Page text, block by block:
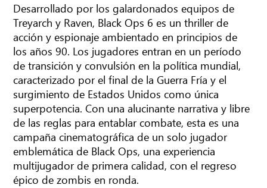
Desarrollado por los galardonados equipos de
Treyarch y Raven, Black Ops 6 es un thriller de
acción y espionaje ambientado en principios de
los años 90. Los jugadores entran en un período
de transición y convulsión en la política mundial,
caracterizado por el final de la Guerra Fría y el
surgimiento de Estados Unidos como única
superpotencia. Con una alucinante narrativa y libre
de las reglas para entablar combate, esta es una
campaña cinematográfica de un solo jugador
emblemática de Black Ops, una experiencia
multijugador de primera calidad, con el regreso
épico de zombis en ronda.